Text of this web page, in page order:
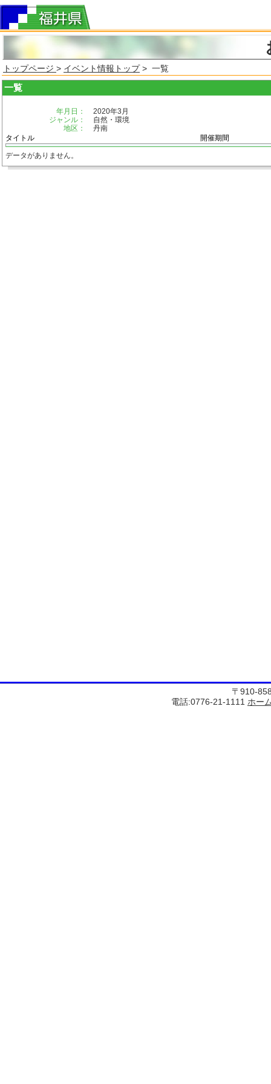
トップページ > イベント情報トップ> 一覧
一覧
年月日：
2020年3月
ジャンル：
自然・環境
地区：
丹南
タイトル
開催期間
データがありません。
〒910-
電話:0776-21-1111 ホー